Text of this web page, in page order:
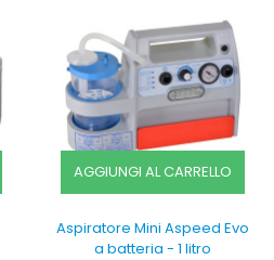
AGGIUNGI AL CARRELLO
Aspiratore Mini Aspeed Evo
a batteria - 1 litro